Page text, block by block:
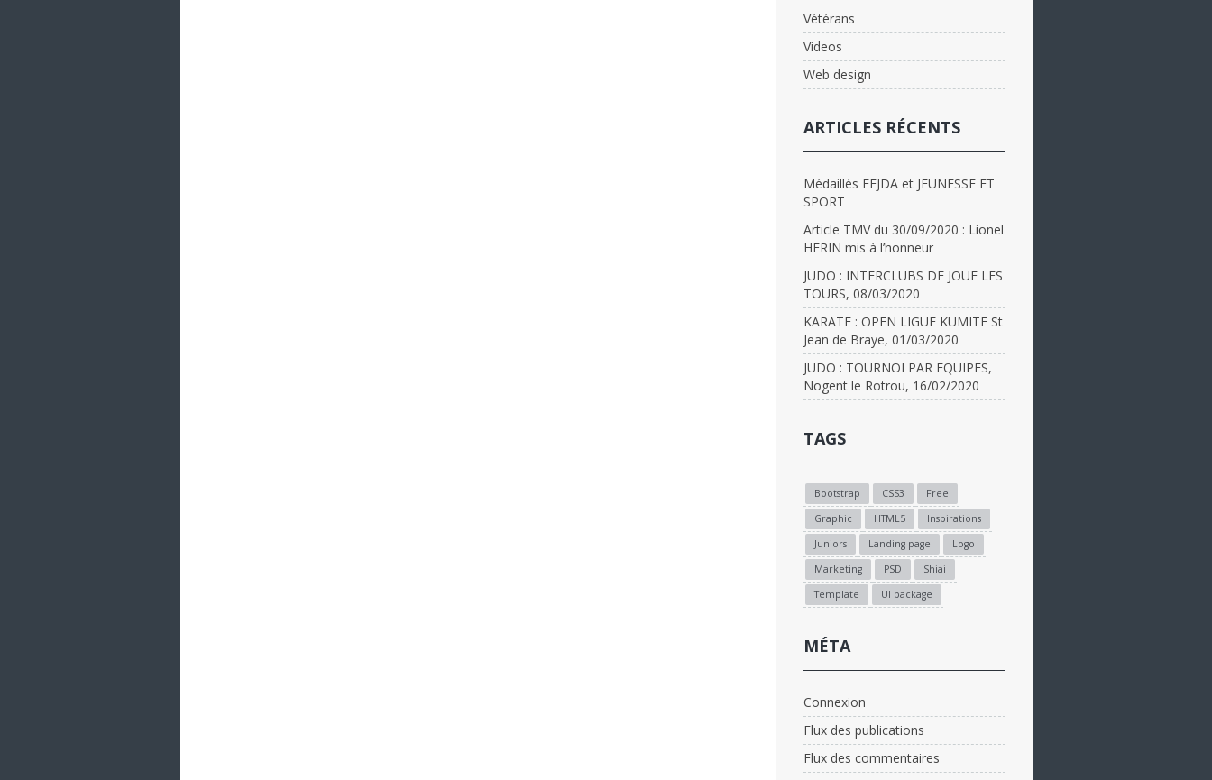
Vétérans
Videos
Web design
ARTICLES RÉCENTS
Médaillés FFJDA et JEUNESSE ET
SPORT
Article TMV du 30/09/2020 : Lionel
HERIN mis à l’honneur
JUDO : INTERCLUBS DE JOUE LES
TOURS, 08/03/2020
KARATE : OPEN LIGUE KUMITE St
Jean de Braye, 01/03/2020
JUDO : TOURNOI PAR EQUIPES,
Nogent le Rotrou, 16/02/2020
TAGS
Bootstrap CSS3
Free
Graphic
HTML5
Inspirations
Juniors
Landing page
Logo
Marketing
PSD
Shiai
Template
UI package
MÉTA
Connexion
Flux des publications
Flux des commentaires